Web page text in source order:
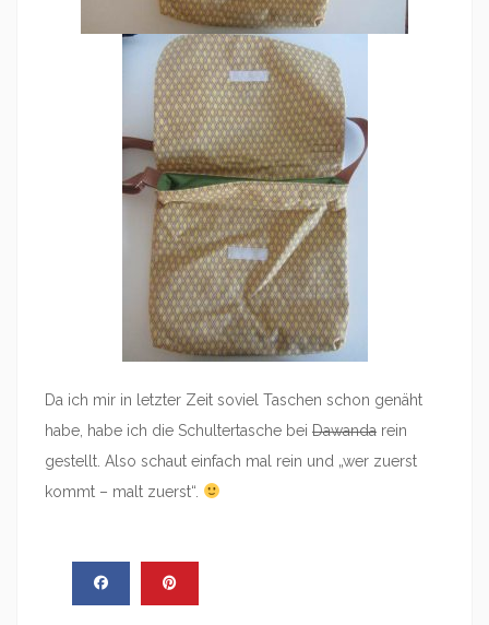
Da ich mir in letzter Zeit soviel Taschen schon genäht
habe, habe ich die Schultertasche bei Dawanda rein
gestellt. Also schaut einfach mal rein und „wer zuerst
kommt – malt zuerst“.